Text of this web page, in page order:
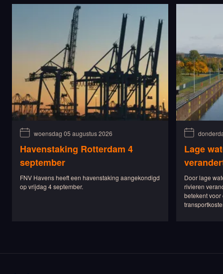
woensdag 05 augustus 2026
Havenstaking Rotterdam 4
september
FNV Havens heeft een havenstaking aangekondigd
op vrijdag 4 september.
Lage
Door lage
rivieren
betekent